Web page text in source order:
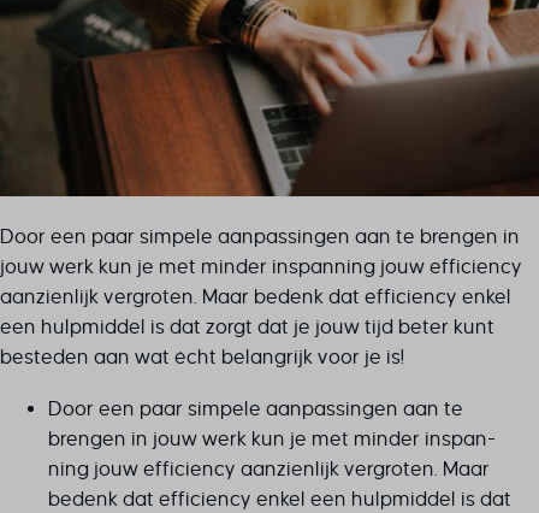
Door een paar simpele aanpassingen aan te brengen in
jouw werk kun je met minder inspanning jouw efficiency
aanzienlijk vergroten. Maar bedenk dat efficiency enkel
een hulpmiddel is dat zorgt dat je jouw tijd beter kunt
besteden aan wat écht belangrijk voor je is!
Door een paar simpele aanpassingen aan te
brengen in jouw werk kun je met minder inspan-
ning jouw efficiency aanzienlijk vergroten. Maar
bedenk dat efficiency enkel een hulpmiddel is dat